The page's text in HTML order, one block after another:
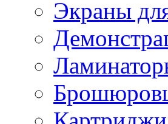
Экраны